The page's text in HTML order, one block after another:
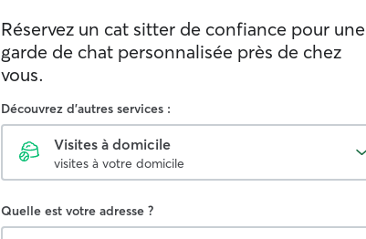
Réservez un cat sitter de confiance pour une
garde de chat personnalisée près de chez
vous.
Découvrez d'autres services :
Visites à domicile
visites à votre domicile
Quelle est votre adresse ?